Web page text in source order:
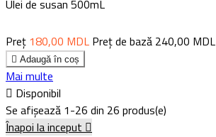
Ulei de susan 500mL
Preț 180,00 MDL Preț de bază 240,00 MDL
 Adaugă în coș
Mai multe
 Disponibil
Se afișează 1-26 din 26 produs(e)
Înapoi la inceput 